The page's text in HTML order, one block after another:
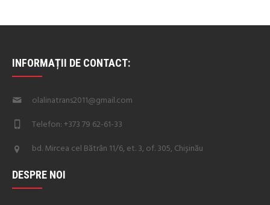
INFORMAȚII DE CONTACT:
olalinatrans2011@gmail.com
Telefon: +373 79 62-61-33
bd. Mircea cel Bătrân 11/6, et. 3, of. 305, Chișinău
DESPRE NOI